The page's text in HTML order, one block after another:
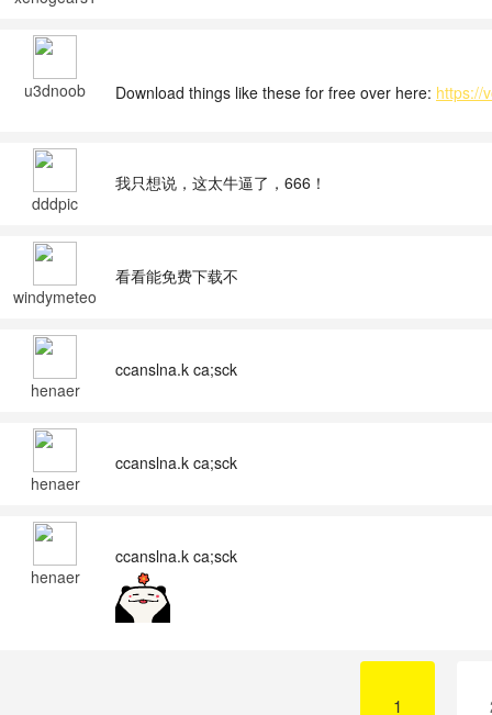
u3dnoob Download things like these for free over here: https://
dddpic
我只想说，这太牛逼了，666！
windymeteo
看看能免费下载不
henaer
ccanslna.k ca;sck
henaer
ccanslna.k ca;sck
henaer
ccanslna.k ca;sck
1